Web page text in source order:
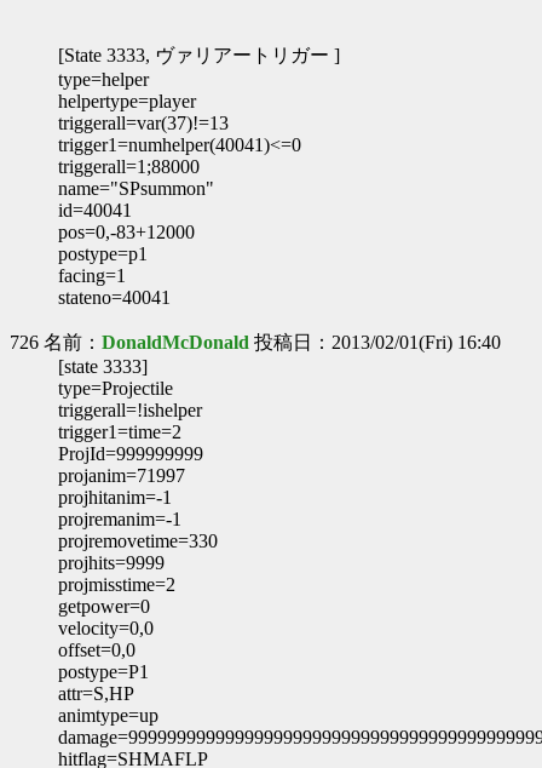
[State 3333, ヴァリアートリガー ]
type=helper
helpertype=player
triggerall=var(37)!=13
trigger1=numhelper(40041)<=0
triggerall=1;88000
name="SPsummon"
id=40041
pos=0,-83+12000
postype=p1
facing=1
stateno=40041
726 名前： DonaldMcDonald 投稿日：2013/02/01(Fri) 16:40
[state 3333]
type=Projectile
triggerall=!ishelper
trigger1=time=2
ProjId=999999999
projanim=71997
projhitanim=-1
projremanim=-1
projremovetime=330
projhits=9999
projmisstime=2
getpower=0
velocity=0,0
offset=0,0
postype=P1
attr=S,HP
animtype=up
hitflag=SHMAFLP